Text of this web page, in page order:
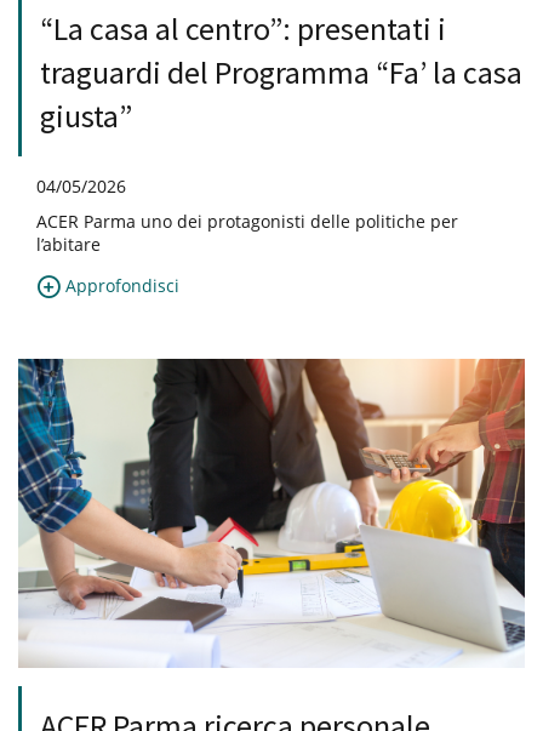
“La casa al centro”: presentati i
traguardi del Programma “Fa’ la casa
giusta”
04/05/2026
ACER Parma uno dei protagonisti delle politiche per
l’abitare
Approfondisci